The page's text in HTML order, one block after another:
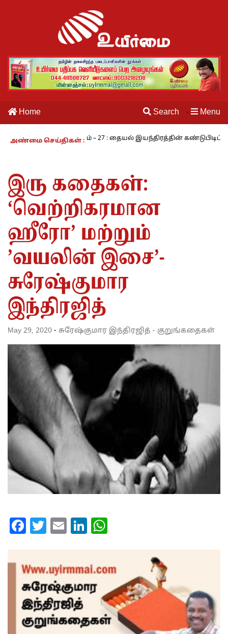
Home Search · Menu
அண்மை செய்திகள் :
நாம் வாழும் காலம் – 27 : தையல் இயந்திரத்தின் கண்டுபிடிப்பாளர்
இரு கதைகள்:
‘வெற்றிகரமான
ஹீரோ’ மற்றும்
’வயலின் இசை’-
சுரேஷ்குமார
இந்திரஜித்
May 29, 2020 - சுரேஷ்குமார இந்திரஜித் · குறுங்கதைகள்
Facebook
Twitter
EmailLinkedIn